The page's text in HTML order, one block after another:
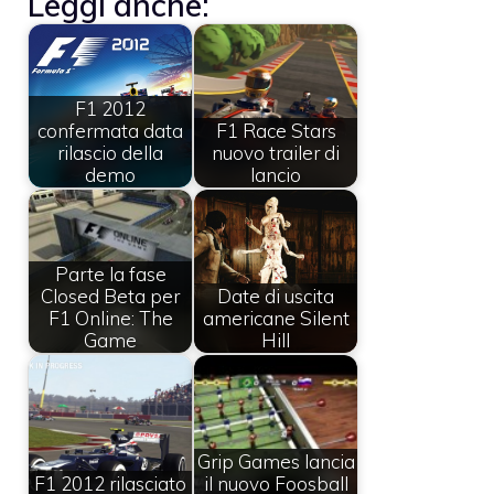
F1 2012
confermata data
rilascio della
demo
F1 Race Stars
nuovo trailer di
lancio
Parte la fase
Closed Beta per
F1 Online: The
Game
Date di uscita
americane Silent
Hill
F1 2012 rilasciato
Grip Games lancia
il nuovo Foosball